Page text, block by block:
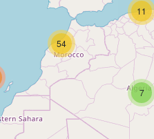
7
11
54